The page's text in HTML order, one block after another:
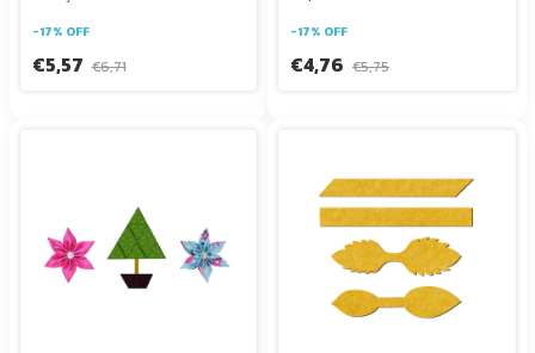
-17% OFF
€5,57 €6,71
-17% OFF
€4,76 €5,75